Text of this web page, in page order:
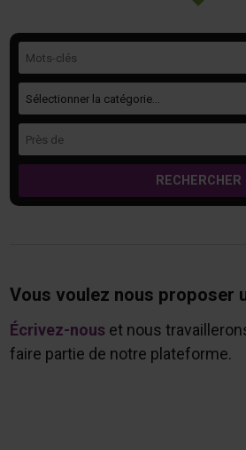
RECHERCHER
Vous voulez nous proposer
Écrivez-nouset nous
faire partie de notre plateforme.